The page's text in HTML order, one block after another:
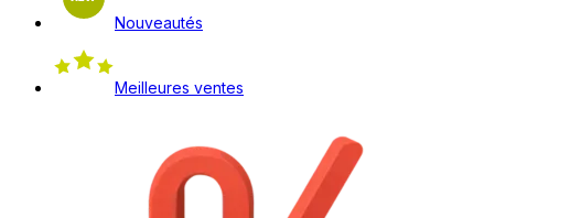
Nouveautés
Meilleures ventes